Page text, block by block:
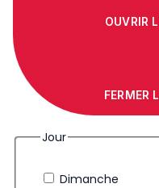
OUVRIR
FERMER
Jour
Dimanche